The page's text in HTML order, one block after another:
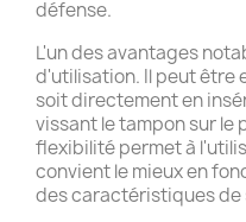
défense.
L'un des avantages
d'utilisation. Il peut être
soit directement en
vissant le tampon sur le
flexibilité permet à
convient le mieux en
des caractéristiques de